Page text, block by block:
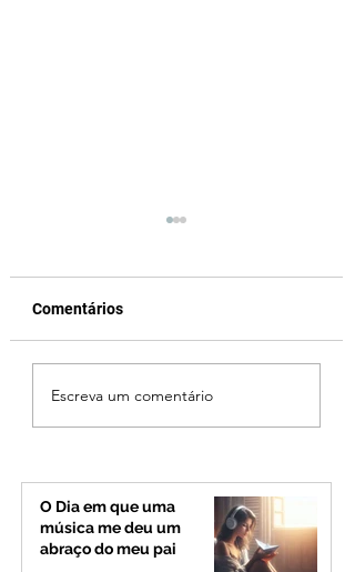
Senado aprova novo
piso nacional dos
professores de R$
para sanção
presidencial
Comentários
Escreva um comentário
O Dia em que uma
música me deu um
abraço do meu pai